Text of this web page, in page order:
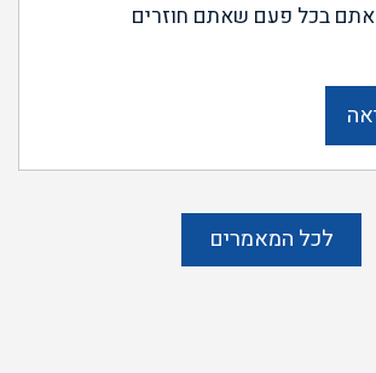
אתם בכל פעם שאתם חוזרים
לכל המאמרים